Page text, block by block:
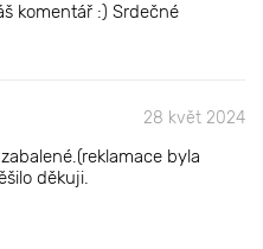
komentář :) Srdečné
28 květ 2024
byla
děkuji.